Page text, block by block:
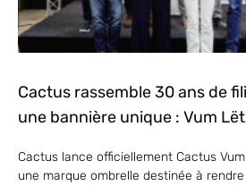
Cactus rassemble 30 ans de
une bannière unique : Vum
Cactus lance officiellement Cactus
une marque ombrelle destinée à